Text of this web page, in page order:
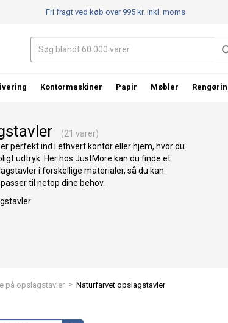
(21 varer)
perfekt ind i ethvert kontor eller hjem, hvor du
udtryk. Her hos JustMore kan du finde et
i forskellige materialer, så du kan
til netop dine behov.
på opslagstavler > Naturfarvet opslagstavler
Fri fragt ved køb over 995 kr.inkl. moms
Kontormaskiner Papir Møbler